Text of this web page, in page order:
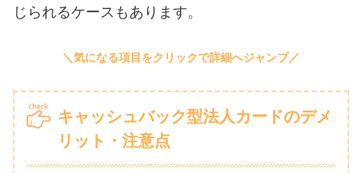
じられるケースもあります。
キャッシュバック型法人カードのデメ
リット・注意点